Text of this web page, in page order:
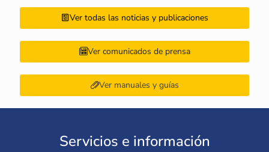
Ver todas las noticias y publicaciones
Ver comunicados de prensa
Ver manuales y guías
Servicios e información